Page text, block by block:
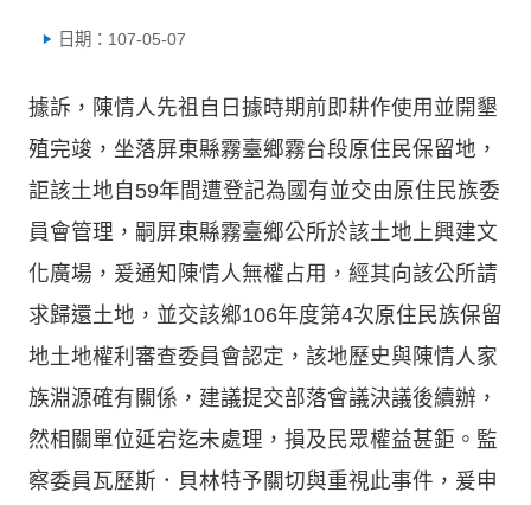
日期：107-05-07
據訴，陳情人先祖自日據時期前即耕作使用並開墾
殖完竣，坐落屏東縣霧臺鄉霧台段原住民保留地，
詎該土地自59年間遭登記為國有並交由原住民族委
員會管理，嗣屏東縣霧臺鄉公所於該土地上興建文
化廣場，爰通知陳情人無權占用，經其向該公所請
求歸還土地，並交該鄉106年度第4次原住民族保留
地土地權利審查委員會認定，該地歷史與陳情人家
族淵源確有關係，建議提交部落會議決議後續辦，
然相關單位延宕迄未處理，損及民眾權益甚鉅。監
察委員瓦歷斯．貝林特予關切與重視此事件，爰申